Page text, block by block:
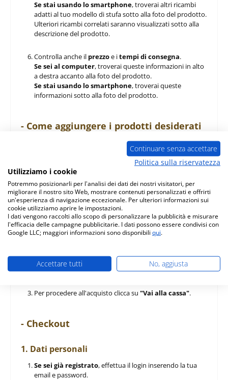
Se stai usando lo smartphone, troverai altri ricambi
adatti al tuo modello di stufa sotto alla foto del prodotto.
Ulteriori ricambi correlati saranno visualizzati sotto alla
descrizione del prodotto.
Controlla anche il prezzoe itempi di consegna.
Se sei al computer, troverai queste informazioni in alto
a destra accanto alla foto del prodotto.
Se stai usando lo smartphone, troverai queste
informazioni sotto alla foto del prodotto.
- Come aggiungere i prodotti desiderati
"Nel carrello"aggiungerai al
carrello il prodotto della pagina a cui ti trovi ed
eventualmente gli altri articoli correlati scelti.
Alla pagina del carrello potrai modificare il tuo ordine in
qualsiasi momento:
Per rimuovere un prodotto dal carrello clicca
- Clicca su"+"
per aumentare la quantità;
- Clicca su"–"per ridurla.
Per procedere all'acquisto clicca su "Vai alla cassa".
- Checkout
1. Dati personali
Se sei già registrato, effettua il login inserendo la tua
email e password.
Continuare senza accettare
Politica sulla riservatezza
Utilizziamo i cookie
Potremmo posizionarli per l'analisi dei dati dei nostri visitatori, per
migliorare il nostro sito Web, mostrare contenuti personalizzati e offrirti
un'esperienza di navigazione eccezionale. Per ulteriori informazioni sui
cookie utilizziamo aprire le impostazioni.
I dati vengono raccolti allo scopo di personalizzare la pubblicità e misurare
l'efficacia delle campagne pubblicitarie. I dati possono essere condivisi con
Google LLC; maggiori informazioni sono disponibili qui.
Accettare tutti No, aggiusta